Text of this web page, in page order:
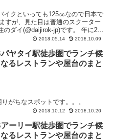
イクといっても125㏄なので日本で
すが、見た目は普通のスクーター
ダイ(@daijirok-jp)です。 年に2回
2018.05.14 2018.10.09
ヤタイ駅徒歩圏でランチ候
るレストランや屋台のまと
がちなスポットです。。。
2018.10.12 2018.10.20
ーリー駅徒歩圏でランチ候
るレストランや屋台のまと